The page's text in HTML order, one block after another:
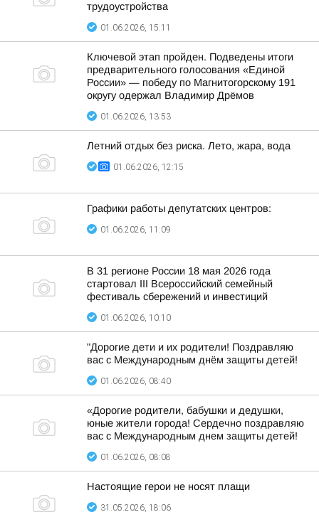
трудоустройства
01.06.2026, 15:11
Ключевой этап пройден. Подведены итоги
предварительного голосования «Единой
России» — победу по Магнитогорскому 191
округу одержал Владимир Дрёмов
01.06.2026, 13:53
Летний отдых без риска. Лето, жара, вода
01.06.2026, 12:15
Графики работы депутатских центров:
01.06.2026, 11:09
В 31 регионе России 18 мая 2026 года
стартовал III Всероссийский семейный
фестиваль сбережений и инвестиций
01.06.2026, 10:10
"Дорогие дети и их родители! Поздравляю
вас с Международным днём защиты детей!
01.06.2026, 08:40
«Дорогие родители, бабушки и дедушки,
юные жители города! Сердечно поздравляю
вас с Международным днем защиты детей!
01.06.2026, 08:08
Настоящие герои не носят плащи
31.05.2026, 18:06